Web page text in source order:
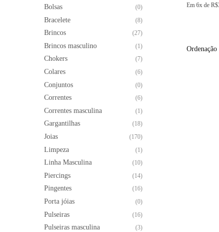
Em 6xde
tem
Bolsas (0)
Bracelete (8)
Brincos (27)
Brincos masculino (1)
Chokers (7)
Colares (6)
Conjuntos (0)
Correntes (6)
Correntes masculina (1)
Gargantilhas (18)
Joias (170)
Limpeza (1)
Linha Masculina (10)
Piercings (14)
Pingentes (16)
Porta jóias (0)
Pulseiras (16)
Pulseiras masculina (3)